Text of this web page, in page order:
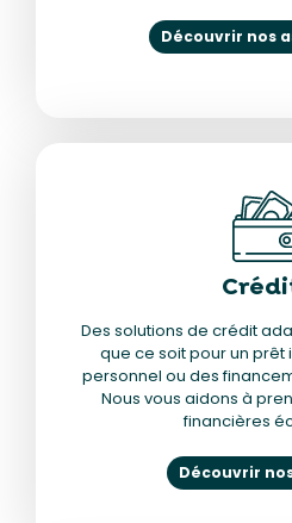
Découvrir nos
Des solutions de crédit
que ce soit pour un prêt
personnel ou des
Nous vous aidons à
financières
Découvrir